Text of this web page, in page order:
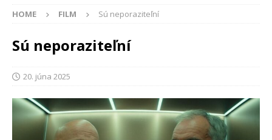
HOME FILM Sú neporaziteľní
Sú neporaziteľní
20. júna 2025